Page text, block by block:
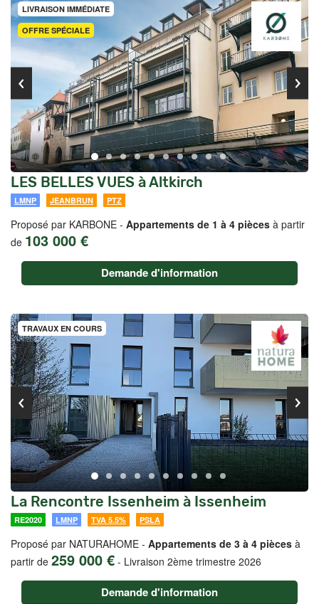
OFFRE SPÉCIALE
LIVRAISON IMMÉDIATE
LES BELLES VUES à Altkirch
LMNP JEANBRUN PTZ
Proposé par KARBONE - Appartements de 1 à 4 pièces à partir
de 103 000 €
Demande d'information
TRAVAUX EN COURS
La Rencontre Issenheim à Issenheim
RE2020 LMNP TVA 5.5% PSLA
Proposé par NATURAHOME - Appartements de 3 à 4 pièces à
partir de 259 000 € - Livraison 2ème trimestre 2026
Demande d'information